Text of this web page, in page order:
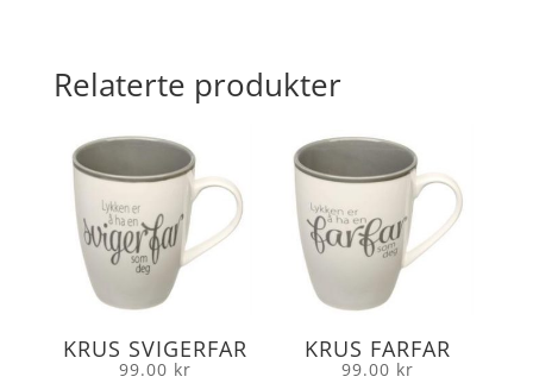
Relaterte produkter
KRUS SVIGERFAR
99.00 kr
KRUS FARFAR
99.00 kr